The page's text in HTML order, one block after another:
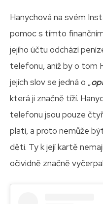
Hanychová na svém
pomoc s tímto
jejího účtu odchází
telefonu, aniž by o tom
jejích slov se jedná o „
která ji značně tíží.
telefonu jsou pouze
platí, a proto nemůže
děti. Ty k její kartě
očividně značně